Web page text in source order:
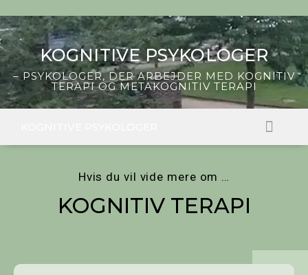
to
content
KOGNITIVE PSYKOLOGER
– PSYKOLOGER, DER ARBEJDER MED KOGNITIV
TERAPI OG METAKOGNITIV TERAPI
Hvis du vil vide mere om …
KOGNITIV TERAPI